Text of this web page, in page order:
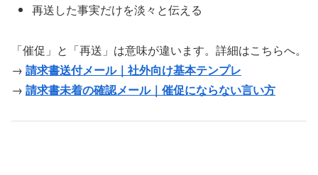
再送した事実だけを淡々と伝える
「催促」と「再送」は意味が違います。詳細はこちらへ。
→ 請求書送付メール｜社外向け基本テンプレ
→ 請求書未着の確認メール｜催促にならない言い方